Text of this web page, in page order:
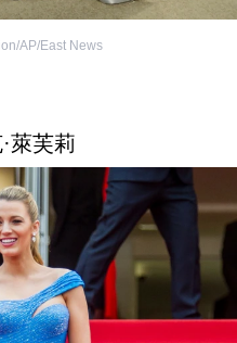
AP/East News
萊芙莉